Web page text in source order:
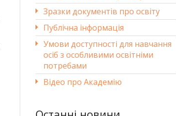
Зразки документів про освіту
Публічна інформація
Умови доступності для навчання
осіб з особливими освітніми
потребами
Відео про Академію